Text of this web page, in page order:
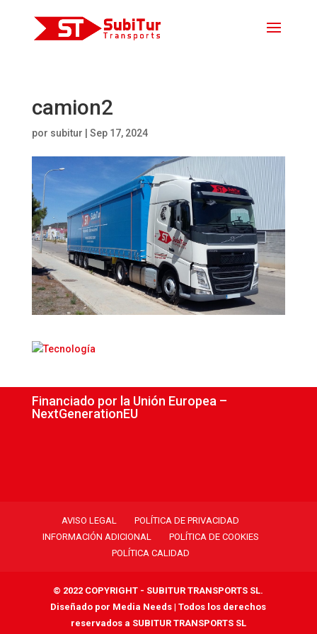
camion2
por subitur Sep 17, 2024
Financiado por la Unión Europea –
NextGenerationEU
AVISO LEGAL
POLÍTICA DE PRIVACIDAD
INFORMACIÓN ADICIONAL
POLÍTICA DE COOKIES
POLÍTICA CALIDAD
© 2022 COPYRIGHT - SUBITUR TRANSPORTS SL.
Diseñado por Media Needs | Todos los derechos
reservados a SUBITUR TRANSPORTS SL